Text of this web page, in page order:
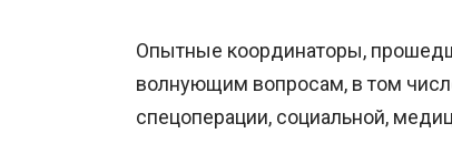
Опытные координаторы,
волнующим вопросам, в том
спецоперации, социальной,